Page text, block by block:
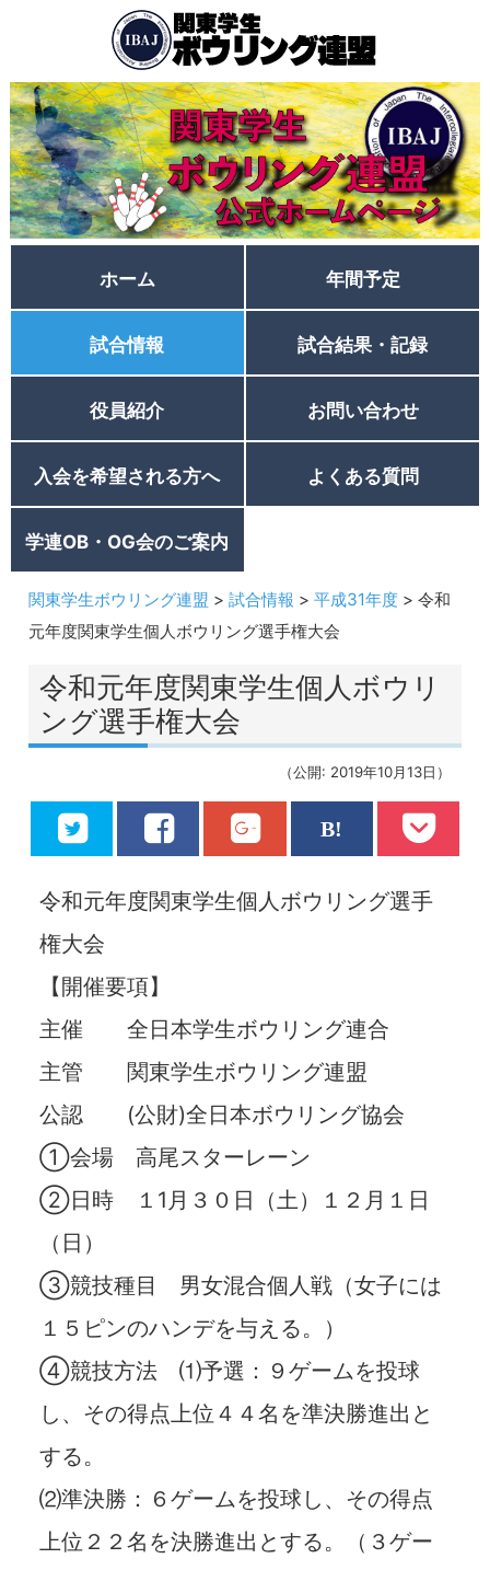
ホーム 年間予定
試合情報 試合結果・記録
役員紹介 お問い合わせ
入会を希望される方へ よくある質問
学連OB・OG会のご案内
関東学生ボウリング連盟 >試合情報 >平成31年度 >令和
元年度関東学生個人ボウリング選手権大会
令和元年度関東学生個人ボウリ
ング選手権大会
（公開: 2019年10月13日）
令和元年度関東学生個人ボウリング選手
権大会
【開催要項】
主催 全日本学生ボウリング連合
主管 関東学生ボウリング連盟
公認 (公財)全日本ボウリング協会
①会場 高尾スターレーン
②日時 １1月３０日（土）１２月１日
（日）
③競技種目 男女混合個人戦（女子には
１５ピンのハンデを与える。）
④競技方法 ⑴予選：９ゲームを投球
し、その得点上位４４名を準決勝進出と
する。
⑵準決勝：６ゲームを投球し、その得点
上位２２名を決勝進出とする。（３ゲー